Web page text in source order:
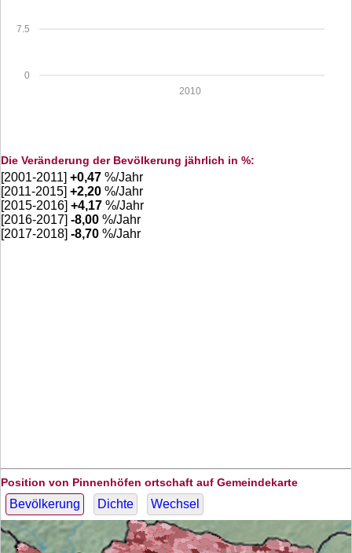
0
7.5
2010
Die Veränderung der Bevölkerung jährlich in %:
[2001-2011] +0,47 %/Jahr
[2011-2015] +2,20 %/Jahr
[2015-2016] +4,17 %/Jahr
[2016-2017] -8,00 %/Jahr
[2017-2018] -8,70 %/Jahr
Position von Pinnenhöfen ortschaft auf Gemeindekarte
Bevölkerung Dichte Wechsel